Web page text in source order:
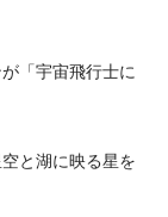
「宇宙飛行士に
と湖に映る星を